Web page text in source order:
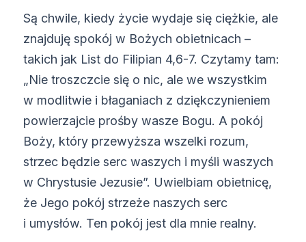
Są chwile, kiedy życie wydaje się ciężkie, ale
znajduję spokój w Bożych obietnicach –
takich jak List do Filipian 4,6-7. Czytamy tam:
„Nie troszczcie się o nic, ale we wszystkim
w modlitwie i błaganiach z dziękczynieniem
powierzajcie prośby wasze Bogu. A pokój
Boży, który przewyższa wszelki rozum,
strzec będzie serc waszych i myśli waszych
w Chrystusie Jezusie”. Uwielbiam obietnicę,
że Jego pokój strzeże naszych serc
i umysłów. Ten pokój jest dla mnie realny.